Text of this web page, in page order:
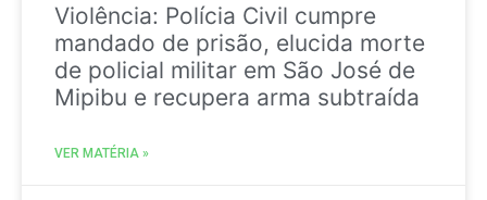
Violência: Polícia Civil cumpre
mandado de prisão, elucida morte
de policial militar em São José de
Mipibu e recupera arma subtraída
VER MATÉRIA »